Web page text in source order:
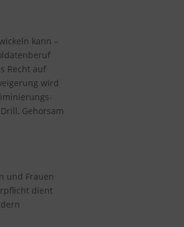
kann –
Recht auf
wird
Gehorsam
und Frauen
dient